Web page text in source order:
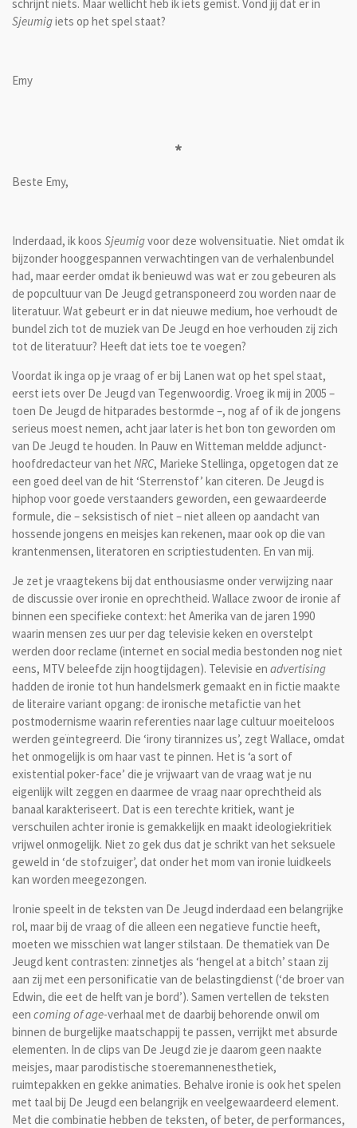
schrijnt niets. Maar wellicht heb ik iets gemist. Vond jij dat er in
Sjeumigiets op het spel staat?
Emy
*
Beste Emy,
Inderdaad, ik koos Sjeumigvoor deze wolvensituatie. Niet omdat ik
bijzonder hooggespannen verwachtingen van de verhalenbundel
had, maar eerder omdat ik benieuwd was wat er zou gebeuren als
de popcultuur van De Jeugd getransponeerd zou worden naar de
literatuur. Wat gebeurt er in dat nieuwe medium, hoe verhoudt de
bundel zich tot de muziek van De Jeugd en hoe verhouden zij zich
tot de literatuur? Heeft dat iets toe te voegen?
Voordat ik inga op je vraag of er bij Lanen wat op het spel staat,
eerst iets over De Jeugd van Tegenwoordig. Vroeg ik mij in 2005 –
toen De Jeugd de hitparades bestormde –, nog af of ik de jongens
serieus moest nemen, acht jaar later is het bon ton geworden om
van De Jeugd te houden. In Pauw en Witteman meldde adjunct-
hoofdredacteur van het NRC, Marieke Stellinga, opgetogen dat ze
een goed deel van de hit ‘Sterrenstof’ kan citeren. De Jeugd is
hiphop voor goede verstaanders geworden, een gewaardeerde
formule, die – seksistisch of niet – niet alleen op aandacht van
hossende jongens en meisjes kan rekenen, maar ook op die van
krantenmensen, literatoren en scriptiestudenten. En van mij.
Je zet je vraagtekens bij dat enthousiasme onder verwijzing naar
de discussie over ironie en oprechtheid. Wallace zwoor de ironie af
binnen een specifieke context: het Amerika van de jaren 1990
waarin mensen zes uur per dag televisie keken en overstelpt
werden door reclame (internet en social media bestonden nog niet
eens, MTV beleefde zijn hoogtijdagen). Televisie en advertising
hadden de ironie tot hun handelsmerk gemaakt en in fictie maakte
de literaire variant opgang: de ironische metafictie van het
postmodernisme waarin referenties naar lage cultuur moeiteloos
werden geïntegreerd. Die ‘irony tirannizes us’, zegt Wallace, omdat
het onmogelijk is om haar vast te pinnen. Het is ‘a sort of
existential poker-face’ die je vrijwaart van de vraag wat je nu
eigenlijk wilt zeggen en daarmee de vraag naar oprechtheid als
banaal karakteriseert. Dat is een terechte kritiek, want je
verschuilen achter ironie is gemakkelijk en maakt ideologiekritiek
vrijwel onmogelijk. Niet zo gek dus dat je schrikt van het seksuele
geweld in ‘de stofzuiger’, dat onder het mom van ironie luidkeels
kan worden meegezongen.
Ironie speelt in de teksten van De Jeugd inderdaad een belangrijke
rol, maar bij de vraag of die alleen een negatieve functie heeft,
moeten we misschien wat langer stilstaan. De thematiek van De
Jeugd kent contrasten: zinnetjes als ‘hengel at a bitch’ staan zij
aan zij met een personificatie van de belastingdienst (‘de broer van
Edwin, die eet de helft van je bord’). Samen vertellen de teksten
een coming of age-verhaal met de daarbij behorende onwil om
binnen de burgelijke maatschappij te passen, verrijkt met absurde
elementen. In de clips van De Jeugd zie je daarom geen naakte
meisjes, maar parodistische stoeremannenesthetiek,
ruimtepakken en gekke animaties. Behalve ironie is ook het spelen
met taal bij De Jeugd een belangrijk en veelgewaardeerd element.
Met die combinatie hebben de teksten, of beter, de performances,